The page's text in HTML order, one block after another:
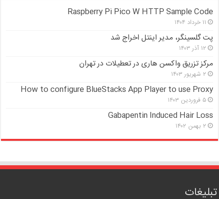
Raspberry Pi Pico W HTTP Sample Code
۱۱ خرداد ۱۴۰۴
پت گلسینگر، مدیر اینتل اخراج شد
۱۲ آذر ۱۴۰۳
مرکز تزریق واکسن هاری در تعطیلات در تهران
۲ شهریور ۱۴۰۳
How to configure BlueStacks App Player to use Proxy
۵ فروردین ۱۴۰۳
Gabapentin Induced Hair Loss
۲ بهمن ۱۴۰۲
تبلیغات